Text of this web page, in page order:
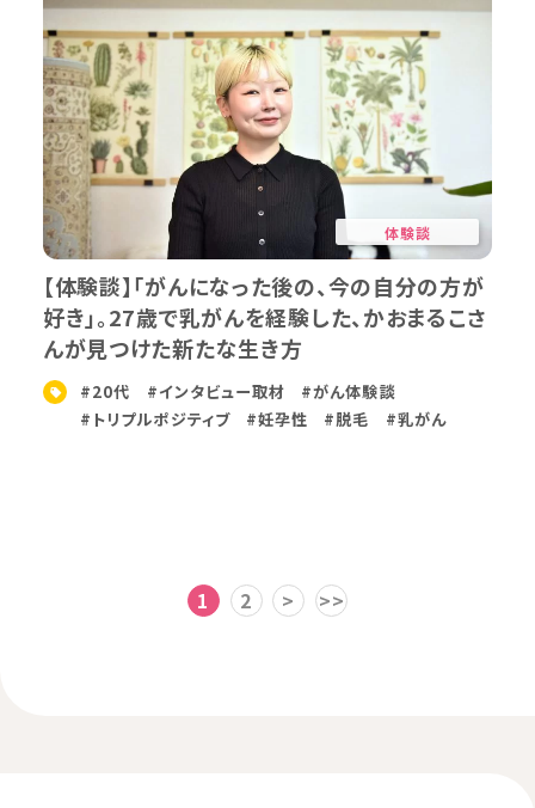
体験談
【体験談】「がんになった後の、今の自分の方が
好き」。27歳で乳がんを経験した、かおまるこさ
んが見つけた新たな生き方
#20代 #インタビュー取材
#がん体験談
#トリプルポジティブ
#妊孕性 #脱毛 #乳がん
1 2 > >>